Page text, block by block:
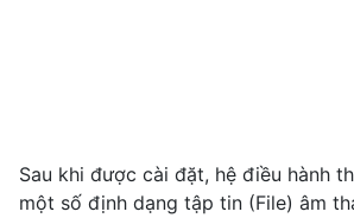
Sau khi được cài đặt, hệ điều hành
một số định dạng tập tin (File) âm